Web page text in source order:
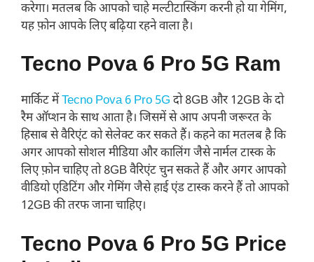
करेगा। मतलब कि आपको चाहे मल्टीटास्किंग करनी हो या गेमिंग,
यह फ़ोन आपके लिए बढ़िया रहने वाला है।
Tecno Pova 6 Pro 5G Ram
मार्किट मेंTecno Pova 6 Pro 5G दो 8GB और 12GB के दो
रैम ऑप्शन के साथ आता है। जिसमें से आप अपनी जरूरत के
हिसाब से वैरिएंट को सेलेक्ट कर सकते हैं। कहने का मतलब है कि
अगर आपको सोशल मीडिया और कालिंग जैसे नार्मल टास्क के
लिए फ़ोन चाहिए तो 8GB वैरिएंट चुन सकते हैं और अगर आपको
वीडियो एडिटिंग और गेमिंग जैसे हाई एंड टास्क करने हैं तो आपको
12GB की तरफ जाना चाहिए।
Tecno Pova 6 Pro 5G Price